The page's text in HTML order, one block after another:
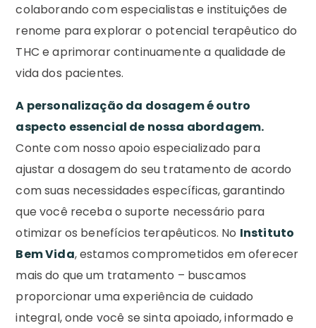
colaborando com especialistas e instituições de
renome para explorar o potencial terapêutico do
THC e aprimorar continuamente a qualidade de
vida dos pacientes.
A personalização da dosagem é outro
aspecto essencial de nossa abordagem.
Conte com nosso apoio especializado para
ajustar a dosagem do seu tratamento de acordo
com suas necessidades específicas, garantindo
que você receba o suporte necessário para
otimizar os benefícios terapêuticos. No Instituto
Bem Vida, estamos comprometidos em oferecer
mais do que um tratamento – buscamos
proporcionar uma experiência de cuidado
integral, onde você se sinta apoiado, informado e